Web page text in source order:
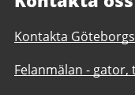
Kontakta
Felanmälan -